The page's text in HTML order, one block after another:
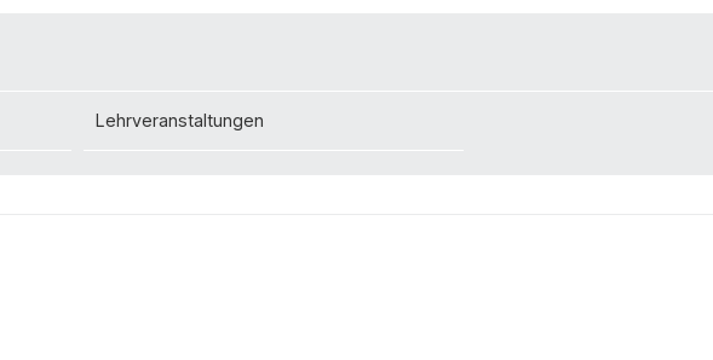
Lehrveranstaltungen